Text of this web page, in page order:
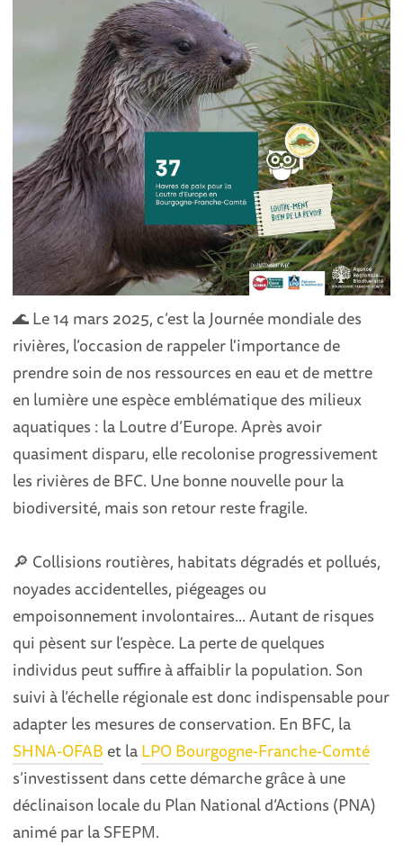
🌊 Le 14 mars 2025, c’est la Journée mondiale des
rivières, l’occasion de rappeler l'importance de
prendre soin de nos ressources en eau et de mettre
en lumière une espèce emblématique des milieux
aquatiques : la Loutre d’Europe. Après avoir
quasiment disparu, elle recolonise progressivement
les rivières de BFC. Une bonne nouvelle pour la
biodiversité, mais son retour reste fragile.
🔎 Collisions routières, habitats dégradés et pollués,
noyades accidentelles, piégeages ou
empoisonnement involontaires... Autant de risques
qui pèsent sur l’espèce. La perte de quelques
individus peut suffire à affaiblir la population. Son
suivi à l’échelle régionale est donc indispensable pour
adapter les mesures de conservation. En BFC, la
SHNA-OFAB et laLPO Bourgogne-Franche-Comté
s’investissent dans cette démarche grâce à une
déclinaison locale du Plan National d’Actions (PNA)
animé par la SFEPM.